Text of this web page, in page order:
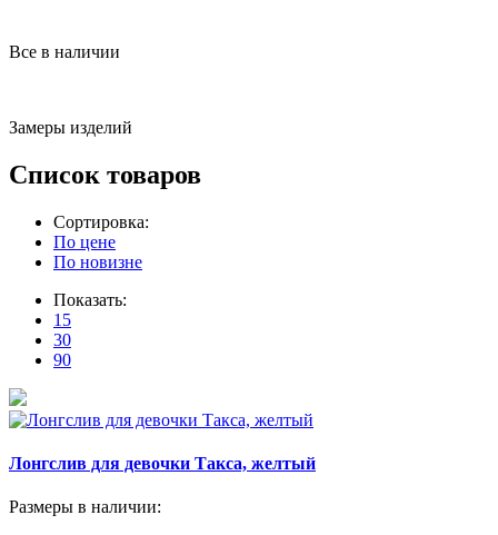
Все в наличии
Замеры изделий
Список товаров
Сортировка:
По цене
По новизне
Показать:
15
30
90
Лонгслив для девочки Такса, желтый
Размеры в наличии: